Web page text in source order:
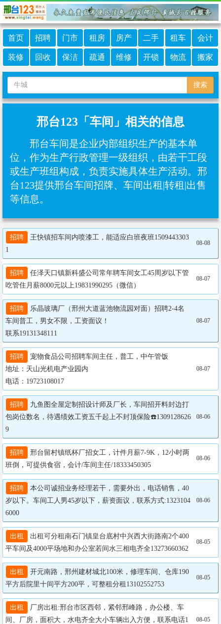
首页 招聘 门市 租房 房产 二手 租车 会计
装修 回收 保洁 疏通 维修 开锁 物流 搬家
搜索
邢台123「车间」相关的信息
邢台车间是企业内部组织生产的基本单
位，作为生产行政管理一级组织，由若干工段
或生产班组构成，负责实施具体生产活动。邢
台123提供邢台车间招牌、车间出租|转租|出售
等信息。
招聘
王快镇招车间内喷漆工，能适应白班夜班1509443303
1
08-08
招聘
任泽天口镇新科盛公司常年聘车间女工45周岁以下管
吃管住月薪8000元以上19831990295（微信）
08-07
招聘
乐晶玻璃厂（邢州大道蓝池物流园对面）招聘2-4名
车间普工，男女不限，工资面议！
联系19131348111
08-07
招聘
宠物食品公司招聘车间主任，普工，中午管饭
地址：天山光机电产业园内
电话：19723108017
08-07
招聘
九鱼图全屋定制招设计师及厂长，车间招开料封边打
包岗位数名，待遇绩效工资五千起上不封顶保险☎️1309128626
9
08-06
招聘
邢台留村镇纸杯厂招女工，计件月薪7-9K，12小时两
班倒，可提供食宿，会计/车间主任/18333450305
08-06
招聘
本公司诚招业务经理若干，需要外出，电话销售，40
岁以下。车间工人男45岁以下，薪资面议，联系方式:1323104
6000
08-06
出租
出租可分租南石门镇皇台底村中兴西大街路南2个400
平车间及4000平场地和办公室若间水三相电齐全13273660362
08-05
出租
开元南路，邢州建材城北100米，修理车间、仓库190
平方后院里十间平方200平，可整租分租13102552753
08-05
出租
厂房出租:邢台市区西邻，紧邻邢峰路，办公楼、车
间、厂房，面积大，水电齐全大小车辆出入方便，联系电话1
08-05